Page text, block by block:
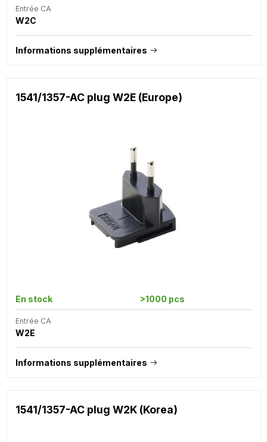
Entrée CA
W2C
Informations supplémentaires
1541/1357-AC plug W2E (Europe)
En stock >1000 pcs
Entrée CA
W2E
Informations supplémentaires
1541/1357-AC plug W2K (Korea)